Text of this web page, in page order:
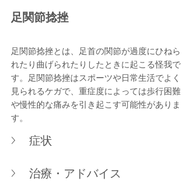
足関節捻挫
足関節捻挫とは、足首の関節が過度にひねら
れたり曲げられたりしたときに起こる怪我で
す。足関節捻挫はスポーツや日常生活でよく
見られるケガで、重症度によっては歩行困難
や慢性的な痛みを引き起こす可能性がありま
す。
症状
治療・アドバイス